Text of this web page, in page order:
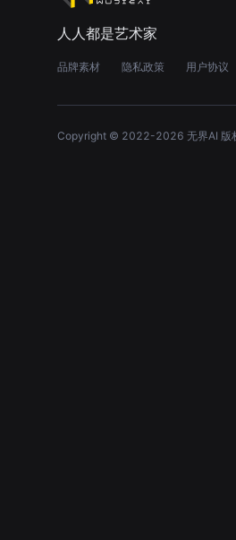
人人都是艺术家
品牌素材 隐私政策 用户协议
Copyright © 2022-2026 无界AI 版